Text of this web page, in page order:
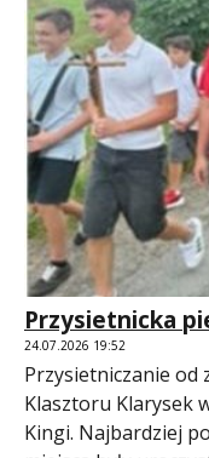
Przysietnicka
24.07.2026 19:52
Przysietniczanie od
Klasztoru Klarysek
Kingi. Najbardziej